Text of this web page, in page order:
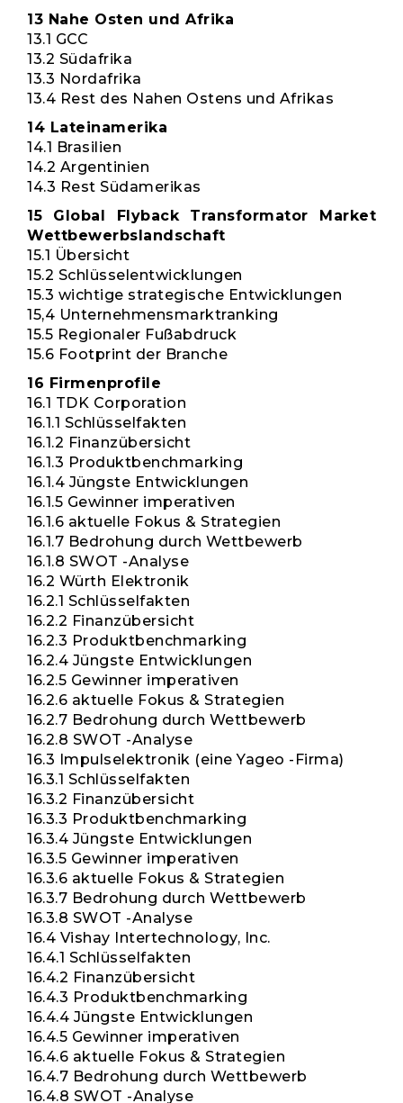
13 Nahe Osten und Afrika
13.1 GCC
13.2 Südafrika
13.3 Nordafrika
13.4 Rest des Nahen Ostens und Afrikas
14 Lateinamerika
14.1 Brasilien
14.2 Argentinien
14.3 Rest Südamerikas
15 Global Flyback Transformator Market
Wettbewerbslandschaft
15.1 Übersicht
15.2 Schlüsselentwicklungen
15.3 wichtige strategische Entwicklungen
15,4 Unternehmensmarktranking
15.5 Regionaler Fußabdruck
15.6 Footprint der Branche
16 Firmenprofile
16.1 TDK Corporation
16.1.1 Schlüsselfakten
16.1.2 Finanzübersicht
16.1.3 Produktbenchmarking
16.1.4 Jüngste Entwicklungen
16.1.5 Gewinner imperativen
16.1.6 aktuelle Fokus & Strategien
16.1.7 Bedrohung durch Wettbewerb
16.1.8 SWOT -Analyse
16.2 Würth Elektronik
16.2.1 Schlüsselfakten
16.2.2 Finanzübersicht
16.2.3 Produktbenchmarking
16.2.4 Jüngste Entwicklungen
16.2.5 Gewinner imperativen
16.2.6 aktuelle Fokus & Strategien
16.2.7 Bedrohung durch Wettbewerb
16.2.8 SWOT -Analyse
16.3 Impulselektronik (eine Yageo -Firma)
16.3.1 Schlüsselfakten
16.3.2 Finanzübersicht
16.3.3 Produktbenchmarking
16.3.4 Jüngste Entwicklungen
16.3.5 Gewinner imperativen
16.3.6 aktuelle Fokus & Strategien
16.3.7 Bedrohung durch Wettbewerb
16.3.8 SWOT -Analyse
16.4 Vishay Intertechnology, Inc.
16.4.1 Schlüsselfakten
16.4.2 Finanzübersicht
16.4.3 Produktbenchmarking
16.4.4 Jüngste Entwicklungen
16.4.5 Gewinner imperativen
16.4.6 aktuelle Fokus & Strategien
16.4.7 Bedrohung durch Wettbewerb
16.4.8 SWOT -Analyse